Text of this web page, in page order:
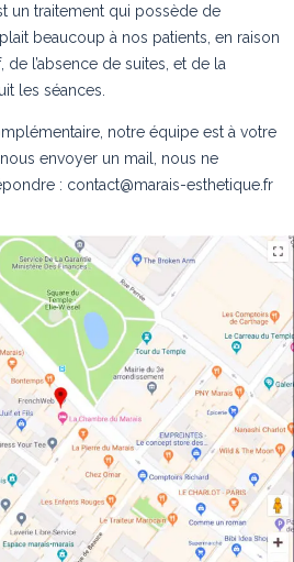
un traitement qui possède de
beaucoup à nos patients, en raison
l’absence de suites, et de la
les séances.
notre équipe est à votre
envoyer un mail, nous ne
: contact@marais-esthetique.fr